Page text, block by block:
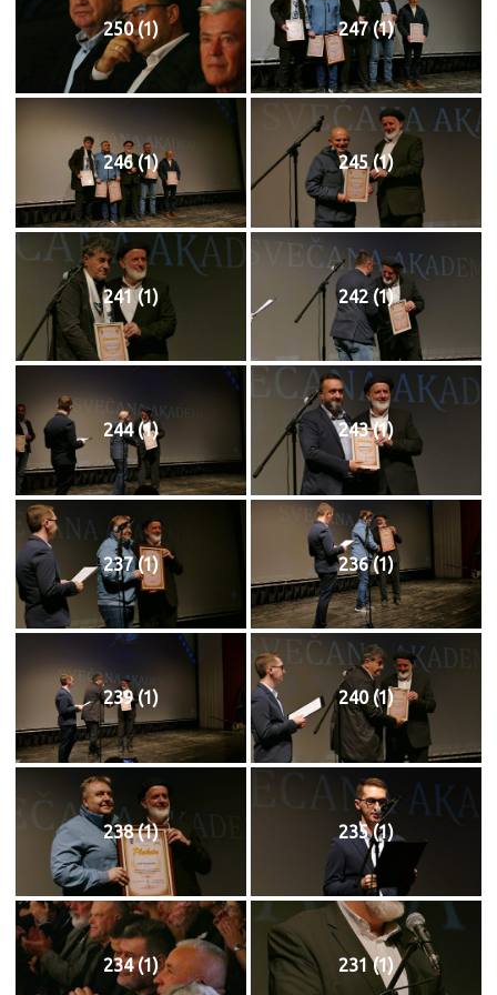
250 (1) 247 (1)
246 (1) 245 (1)
241 (1) 242 (1)
244 (1) 243 (1)
237 (1) 236 (1)
239 (1) 240 (1)
238 (1) 235 (1)
234 (1) 231 (1)